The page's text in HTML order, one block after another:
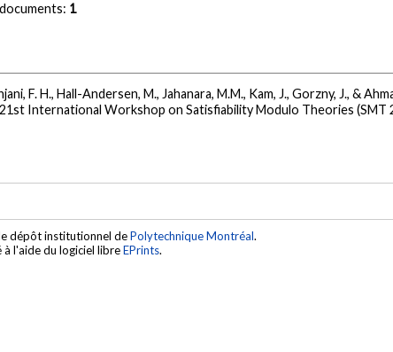
1
F. H., Hall-Andersen, M., Jahanara, M.M., Kam, J., Gorzny, J., &
International Workshop on Satisfiability Modulo Theories (SMT
dépôt institutionnel dePolytechnique Montréal.
à l'aide du logiciel libreEPrints.